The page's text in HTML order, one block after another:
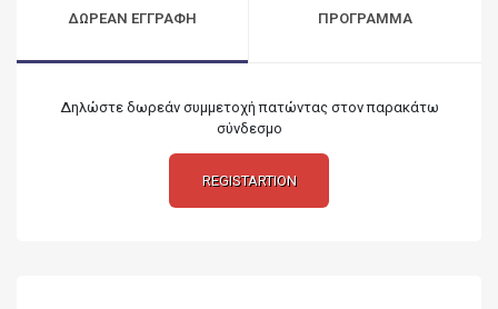
ΔΩΡΕΑΝ ΕΓΓΡΑΦΗ ΠΡΟΓΡΑΜΜΑ
Δηλώστε δωρεάν συμμετοχή πατώντας στον παρακάτω
σύνδεσμο
REGISTARTION